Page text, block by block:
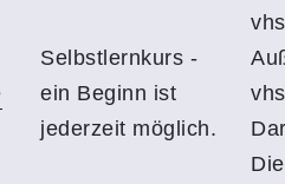
Selbstlernkurs -
ein Beginn ist
jederzeit möglich.
vhs